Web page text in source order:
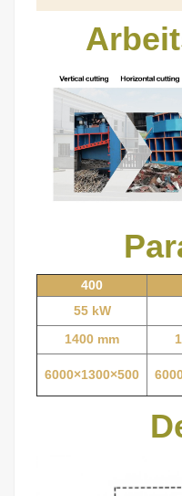
400
55 kW
1400 mm
6000×1300×500